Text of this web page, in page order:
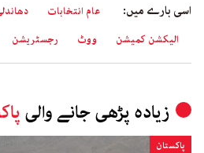
اسی بارے میں: عام انتخابات
الیکشن کمیشن
ووٹ رجسٹریشن
زیادہ پڑھی جانے والی
پاکستان